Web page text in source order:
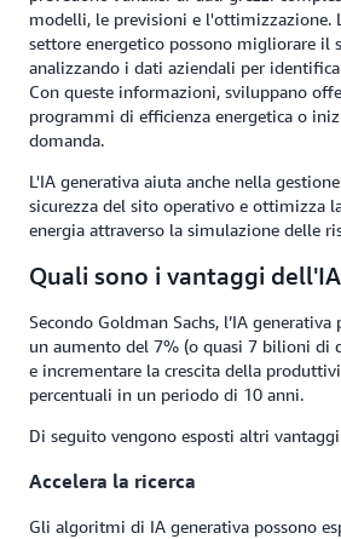
modelli, le previsioni e l'ottimizzazione.
settore energetico possono migliorare il
analizzando i dati aziendali per
Con queste informazioni, sviluppano
programmi di efficienza energetica o
domanda.
L'IA generativa aiuta anche nella
sicurezza del sito operativo e ottimizza
energia attraverso la simulazione delle
Quali sono i vantaggi
Secondo Goldman Sachs, l’IA
un aumento del 7% (o quasi 7 bilioni di
e incrementare la crescita della
percentuali in un periodo di 10 anni.
Di seguito vengono esposti altri
Accelera la ricerca
Gli algoritmi di IA generativa possono